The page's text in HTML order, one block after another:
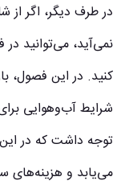
در طرف دیگر، اگر
نمی‌آید، می‌توانید
کنید. در این فصول،
شرایط آب‌وهوایی
توجه داشت که در
می‌یابد و هزینه‌های